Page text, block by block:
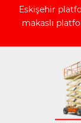
Eskişehir
makaslı